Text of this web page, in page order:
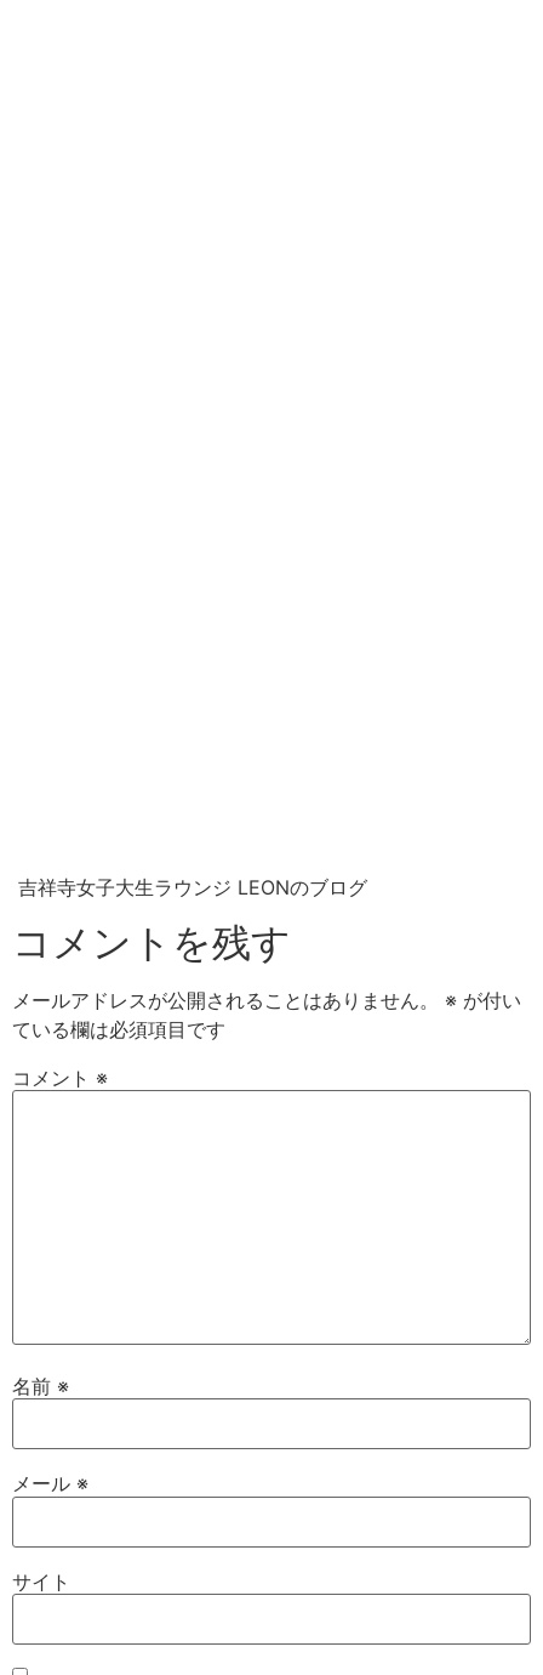
吉祥寺女子大生ラウンジ LEONのブログ
コメントを残す
メールアドレスが公開されることはありません。 ※ が付い
ている欄は必須項目です
コメント ※
名前 ※
メール ※
サイト